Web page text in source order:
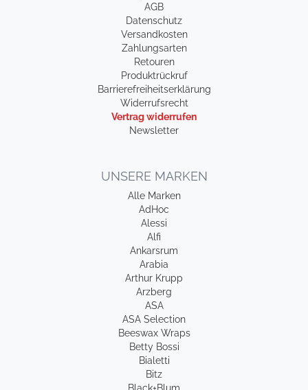
AGB
Datenschutz
Versandkosten
Zahlungsarten
Retouren
Produktrückruf
Barrierefreiheitserklärung
Widerrufsrecht
Vertrag widerrufen
Newsletter
UNSERE MARKEN
Alle Marken
AdHoc
Alessi
Alfi
Ankarsrum
Arabia
Arthur Krupp
Arzberg
ASA
ASA Selection
Beeswax Wraps
Betty Bossi
Bialetti
Bitz
Black+Blum